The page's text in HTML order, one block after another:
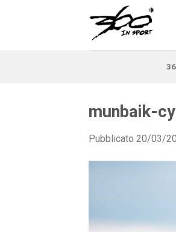
munbaik-
Pubblicato 20/03/